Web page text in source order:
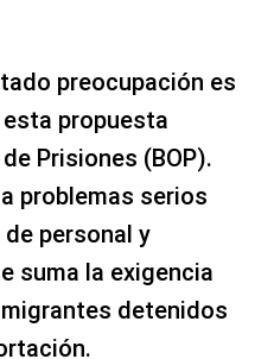
preocupación es
propuesta
Prisiones (BOP).
problemas serios
personal y
suma la exigencia
detenidos